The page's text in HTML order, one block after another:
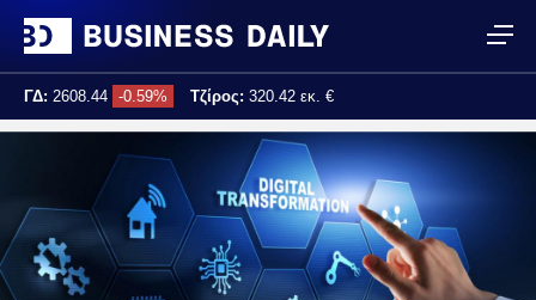
ΓΔ: 2608.44 -0.59% Τζίρος: 320.42 εκ. €